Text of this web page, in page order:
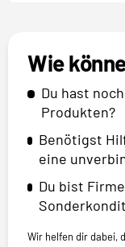
Wie
Du hast
Produkten?
Benötigst
eine
Du bist
Wir helfen dir dabei,